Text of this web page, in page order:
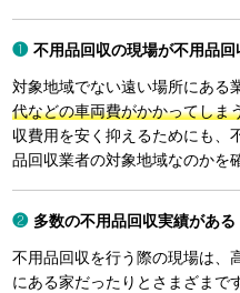
不用品回収の現場が不用品
対象地域でない遠い場所にある
代などの車両費がかかってしま
収費用を安く抑えるためにも、
品回収業者の対象地域なのかを
多数の不用品回収実績がある
不用品回収を行う際の現場は、
にある家だったりとさまざまで